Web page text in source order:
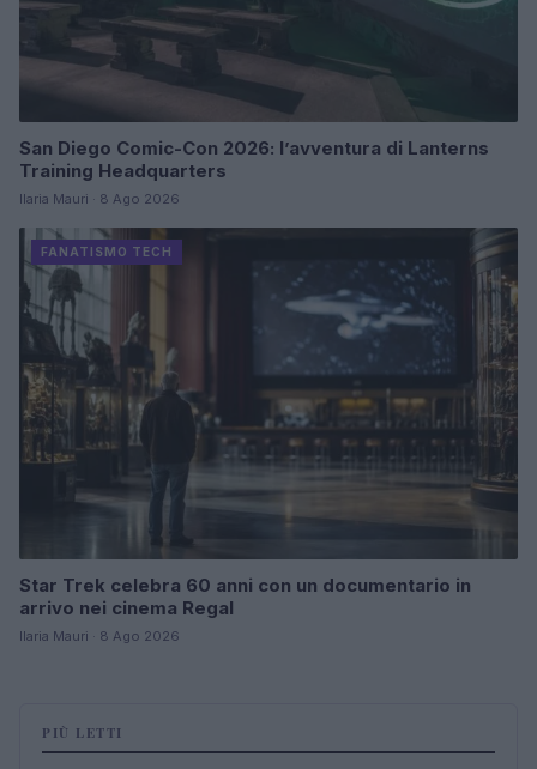
San Diego Comic-Con 2026: l’avventura di Lanterns
Training Headquarters
Ilaria Mauri · 8 Ago 2026
FANATISMO TECH
Star Trek celebra 60 anni con un documentario in
arrivo nei cinema Regal
Ilaria Mauri · 8 Ago 2026
PIÙ LETTI